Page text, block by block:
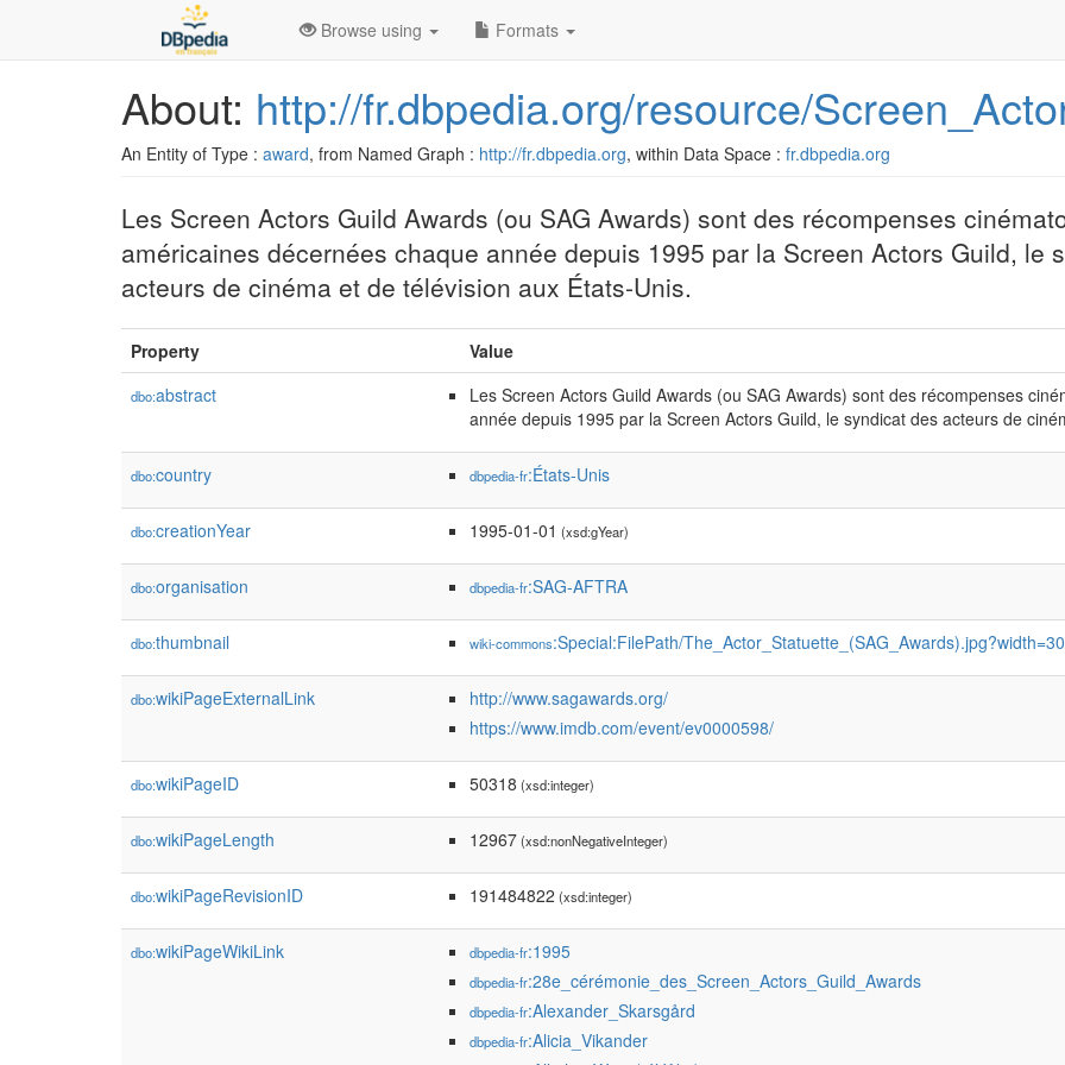
Browse using Formats
About: http://fr.dbpedia.org/resource/
An Entity of Type : award, from Named Graph : http://fr.dbpedia.org, within Data Space : fr.dbpedia.org
Les Screen Actors Guild Awards (ou SAG Awards) sont des récompenses
américaines décernées chaque année depuis 1995 par la Screen Actors Guild, le
acteurs de cinéma et de télévision aux États-Unis.
Property Value
dbo:abstract
Les Screen Actors Guild Awards (ou SAG Awards) sont des récompenses
année depuis 1995 par la Screen Actors Guild, le syndicat des acteurs de
dbo:country dbpedia-fr:États-Unis
dbo:creationYear 1995-01-01 (xsd:gYear)
dbo:organisation dbpedia-fr:SAG-AFTRA
dbo:thumbnail wiki-commons:Special:FilePath/
dbo:wikiPageExternalLink
http://www.sagawards.org/
https://www.imdb.com/event/ev0000598/
dbo:wikiPageID 50318 (xsd:integer)
dbo:wikiPageLength 12967(xsd:nonNegativeInteger)
dbo:wikiPageRevisionID 191484822 (xsd:integer)
dbo:wikiPageWikiLink dbpedia-fr:1995
dbpedia-fr:28e_cérémonie_des_Screen_Actors_Guild_Awards
dbpedia-fr:Alexander_Skarsgård
dbpedia-fr:Alicia_Vikander